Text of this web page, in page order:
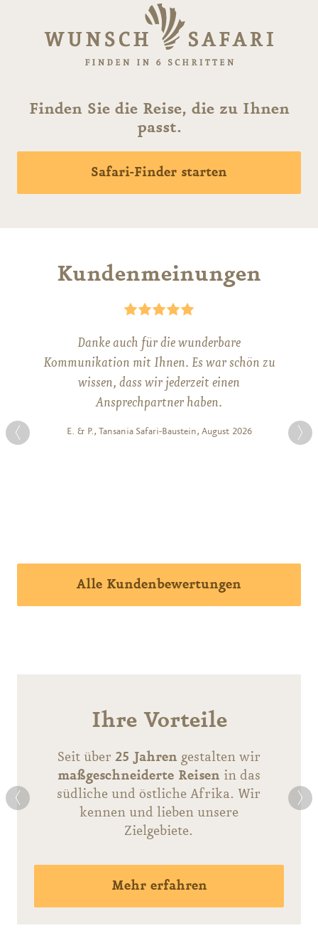
Finden Sie die Reise, die zu Ihnen
passt.
Safari-Finder starten
Kundenmeinungen
Danke auch für die wunderbare
Kommunikation mit Ihnen. Es war schön zu
wissen, dass wir jederzeit einen
Ansprechpartner haben.
E. & P., Tansania Safari-Baustein, August 2026
Alle Kundenbewertungen
Ihre Vorteile
Seit über 25 Jahren gestalten wir
maßgeschneiderte Reisen in das
südliche und östliche Afrika. Wir
kennen und lieben unsere
Zielgebiete.
Mehr erfahren